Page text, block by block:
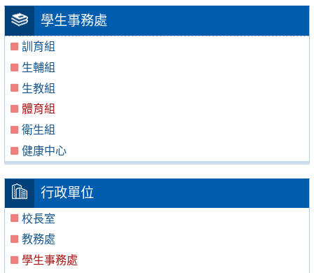
學生事務處
訓育組
生輔組
生教組
體育組
衛生組
健康中心
行政單位
校長室
教務處
學生事務處